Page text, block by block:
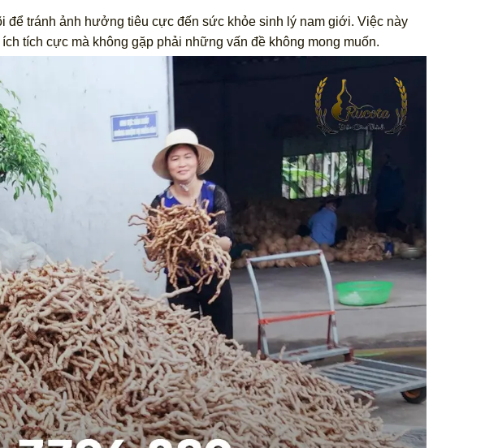
để tránh ảnh hưởng tiêu cực đến sức khỏe sinh lý nam giới. Việc này
tích cực mà không gặp phải những vấn đề không mong muốn.